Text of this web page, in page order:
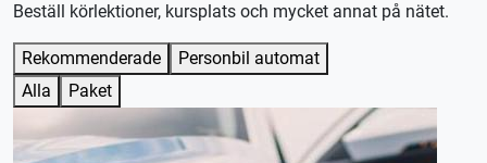
Beställ körlektioner, kursplats och mycket annat på nätet.
Rekommenderade
Personbil automat
Alla
Paket